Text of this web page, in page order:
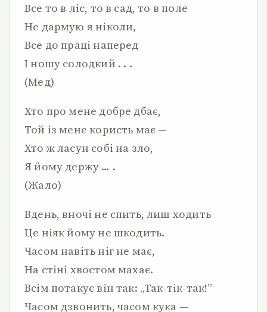
Все то в ліс, то в сад, то в поле
Не дармую я ніколи,
Все до праці наперед
І ношу солодкий . . .
(Мед)
Хто про мене добре дбає,
Той із мене користь має —
Хто ж ласун собі на зло,
Я йому держу … .
(Жало)
Вдень, вночі не спить, лиш ходить
Це ніяк йому не шкодить.
Часом навіть ніг не має,
На стіні хвостом махає.
Всім потакує він так: „Так-тік-так!”
Часом дзвонить, часом кука —